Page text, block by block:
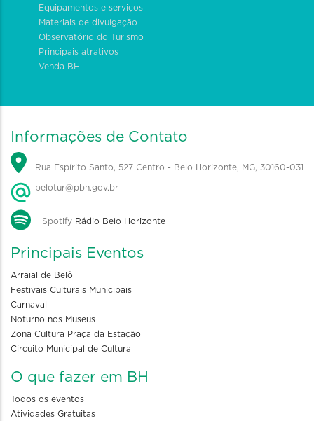
Equipamentos e serviços
Materiais de divulgação
Observatório do Turismo
Principais atrativos
Venda BH
Informações de Contato
Rua Espírito Santo, 527 Centro - Belo Horizonte, MG, 30160-031
belotur@pbh.gov.br
Spotify Rádio Belo Horizonte
Principais Eventos
Arraial de Belô
Festivais Culturais Municipais
Carnaval
Noturno nos Museus
Zona Cultura Praça da Estação
Circuito Municipal de Cultura
O que fazer em BH
Todos os eventos
Atividades Gratuitas